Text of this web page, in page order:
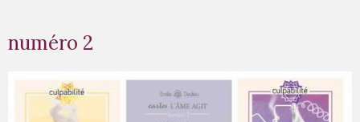
numéro 2